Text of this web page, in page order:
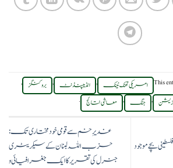
This امریکی تھنک ٹینک , انڈیپنڈنٹ , بروکنگز ,
, جنگ , معاشی نتائج .
اسرائیلی قید میں 360 فلسطینی بچے موجود
غدیرِ خم سے قومی خودمختاری تک:
حزب اللہ لبنان کے سیکریٹری
جنرل کی تقریر کا ایک جغرافیائی و